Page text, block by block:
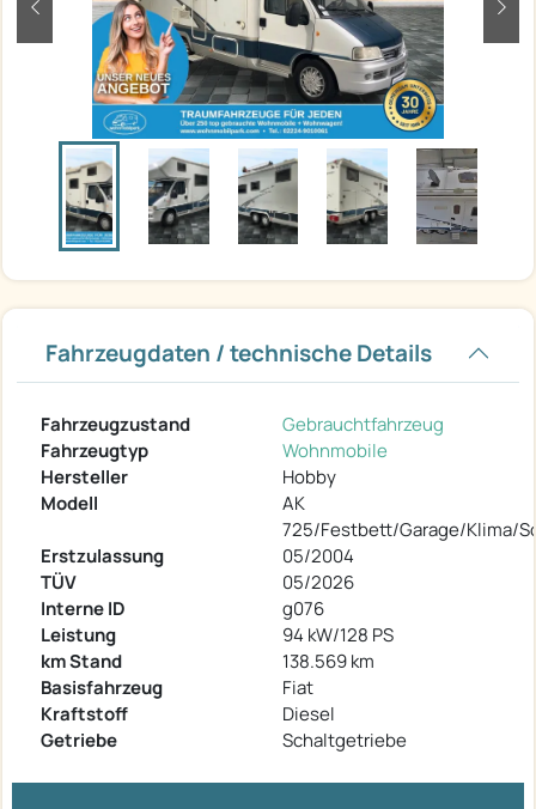
zurück
Fahrzeugdaten / technische Details
Fahrzeugzustand
Gebrauchtfahrzeug
Fahrzeugtyp
Wohnmobile
Hersteller
Hobby
Modell
AK
725/Festbett/Garage/Klima/
Erstzulassung
05/2004
TÜV
05/2026
Interne ID
g076
Leistung
94 kW/128 PS
km Stand
138.569 km
Basisfahrzeug
Fiat
Kraftstoff
Diesel
Getriebe
Schaltgetriebe